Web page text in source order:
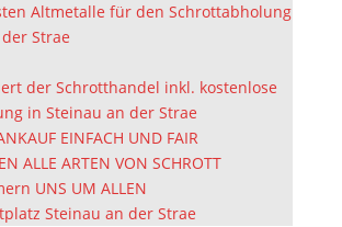
Altmetalle für den Schrottabholung
Strae
der Schrotthandel inkl. kostenlose
in Steinau an der Strae
EINFACH UND FAIR
ALLE ARTEN VON SCHROTT
UNS UM ALLEN
Steinau an der Strae